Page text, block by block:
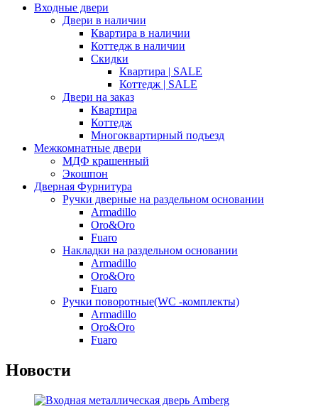
Входные двери
Двери в наличии
Квартира в наличии
Коттедж в наличии
Скидки
Квартира | SALE
Коттедж | SALE
Двери на заказ
Квартира
Коттедж
Многоквартирный подъезд
Межкомнатные двери
МДФ крашенный
Экошпон
Дверная Фурнитура
Ручки дверные на раздельном основании
Armadillo
Oro&Oro
Fuaro
Накладки на раздельном основании
Armadillo
Oro&Oro
Fuaro
Ручки поворотные(WC -комплекты)
Armadillo
Oro&Oro
Fuaro
Новости